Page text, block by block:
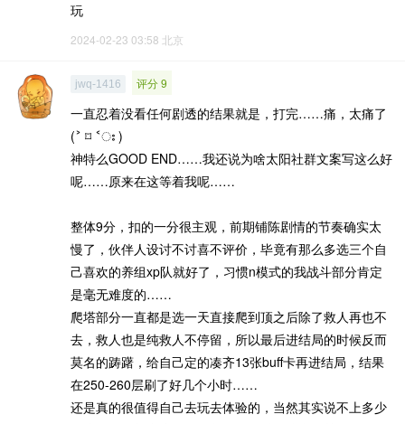
玩
2024-02-23 03:58 北京
jwq-1416 评分 9
一直忍着没看任何剧透的结果就是，打完……痛，太痛了
(˃ ⌑ ˂ഃ )
神特么GOOD END……我还说为啥太阳社群文案写这么好
呢……原来在这等着我呢……
整体9分，扣的一分很主观，前期铺陈剧情的节奏确实太
慢了，伙伴人设讨不讨喜不评价，毕竟有那么多选三个自
己喜欢的养组xp队就好了，习惯n模式的我战斗部分肯定
是毫无难度的……
爬塔部分一直都是选一天直接爬到顶之后除了救人再也不
去，救人也是纯救人不停留，所以最后进结局的时候反而
莫名的踌躇，给自己定的凑齐13张buff卡再进结局，结果
在250-260层刷了好几个小时……
还是真的很值得自己去玩去体验的，当然其实说不上多少